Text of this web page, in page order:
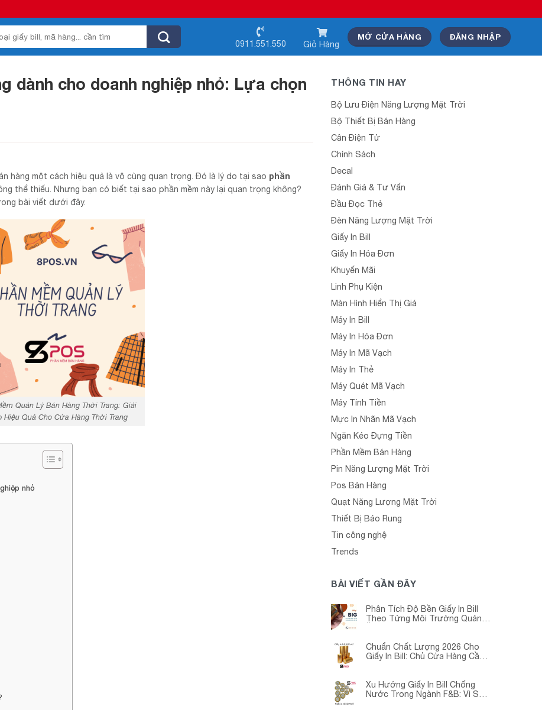
0911.551.550 Giỏ Hàng
MỞ CỬA HÀNG ĐĂNG NHẬP
dành cho doanh nghiệp nhỏ: Lựa chọn
hàng một cách hiệu quả là vô cùng quan trọng. Đó là lý do tại sao phần
thể thiếu. Nhưng bạn có biết tại sao phần mềm này lại quan trọng không?
bài viết dưới đây.
Quản Lý Bán Hàng Thời Trang: Giải
Hiệu Quả Cho Cửa Hàng Thời Trang
nhỏ
THÔNG TIN HAY
Bộ Lưu Điện Năng Lượng Mặt Trời
Bộ Thiết Bị Bán Hàng
Cân Điện Tử
Chính Sách
Decal
Đánh Giá & Tư Vấn
Đầu Đọc Thẻ
Đèn Năng Lượng Mặt Trời
Giấy In Bill
Giấy In Hóa Đơn
Khuyến Mãi
Linh Phụ Kiện
Màn Hình Hiển Thị Giá
Máy In Bill
Máy In Hóa Đơn
Máy In Mã Vạch
Máy In Thẻ
Máy Quét Mã Vạch
Máy Tính Tiền
Mực In Nhãn Mã Vạch
Ngăn Kéo Đựng Tiền
Phần Mềm Bán Hàng
Pin Năng Lượng Mặt Trời
Pos Bán Hàng
Quạt Năng Lượng Mặt Trời
Thiết Bị Báo Rung
Tin công nghệ
Trends
BÀI VIẾT GẦN ĐÂY
Phân Tích Độ Bền Giấy In Bill
Theo Từng Môi Trường Quán
Chuẩn Chất Lượng 2026 Cho
Giấy In Bill: Chủ Cửa Hàng Cần
Xu Hướng Giấy In Bill Chống
Nước Trong Ngành F&B: Vì Sao